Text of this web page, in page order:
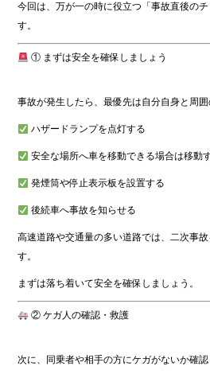
今回は、万が一の時に役立つ「事故直後の
す。
① まずは安全を確保しましょう
事故が発生したら、最優先は自分自身と周囲
ハザードランプを点灯する
安全な場所へ車を移動できる場合は移動
発煙筒や停止表示板を設置する
後続車へ事故を知らせる
高速道路や交通量の多い道路では、二次事
す。
まずは落ち着いて安全を確保しましょう。
② ケガ人の確認・救護
次に、同乗者や相手の方にケガがないか確認